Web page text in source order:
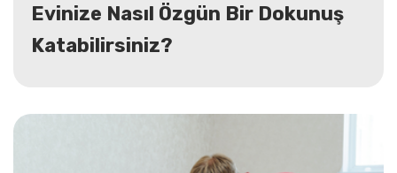
Evinize Nasıl Özgün Bir Dokunuş
Katabilirsiniz?